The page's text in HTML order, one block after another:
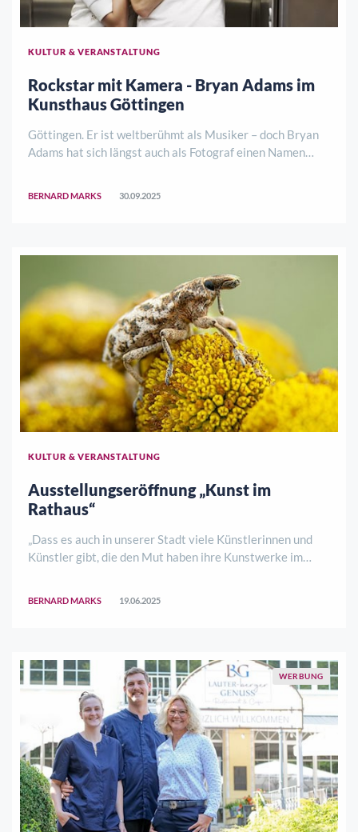
KULTUR & VERANSTALTUNG
Rockstar mit Kamera - Bryan Adams im
Kunsthaus Göttingen
Göttingen. Er ist weltberühmt als Musiker – doch Bryan
Adams hat sich längst auch als Fotograf einen Namen
BERNARD MARKS 30.09.2025
KULTUR & VERANSTALTUNG
Ausstellungseröffnung „Kunst im
Rathaus“
„Dass es auch in unserer Stadt viele Künstlerinnen und
Künstler gibt, die den Mut haben ihre Kunstwerke im
BERNARD MARKS 19.06.2025
WERBUNG